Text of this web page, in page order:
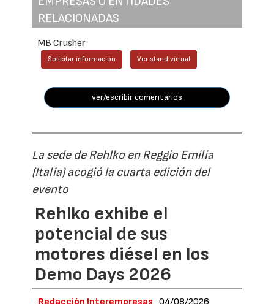
RELACIONADAS
MB Crusher
Solicitar información Ver stand virtual
ver/escribir comentarios
La sede de Rehlko en Reggio Emilia
(Italia) acogió la cuarta edición del
evento
Rehlko exhibe el
potencial de sus
motores diésel en los
Demo Days 2026
Redacción Interempresas 04/08/2026